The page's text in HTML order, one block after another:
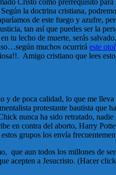
Cristo como prerrequisito
la doctrina cristiana,
de este fuego y azufre,
tan así que puedes ser la
tu lecho de muerte, serás
muchos ocurrirá este
Amigo cristiano que lees esto,
de poca calidad, lo que me
protestante bautista que
nunca ha sido retratado,
en contra del aborto, Harry
grupos los envía
que aun todos los millones de
acepten a Jesucristo. (Hacer